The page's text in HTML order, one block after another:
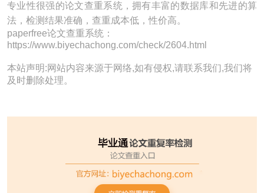
专业性很强的论文查重系统，拥有丰富的数据库和先进的算
法，检测结果准确，查重成本低，性价高。
paperfree论文查重系统：
https://www.biyechachong.com/check/2604.html​
本站声明:网站内容来源于网络,如有侵权,请联系我们,我们将
及时删除处理。